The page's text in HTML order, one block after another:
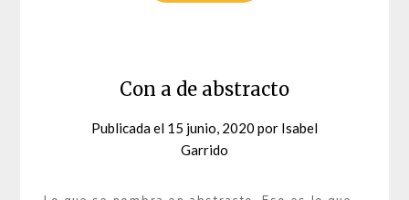
Con a de abstracto
Publicada el 15 junio, 2020 por Isabel
Garrido